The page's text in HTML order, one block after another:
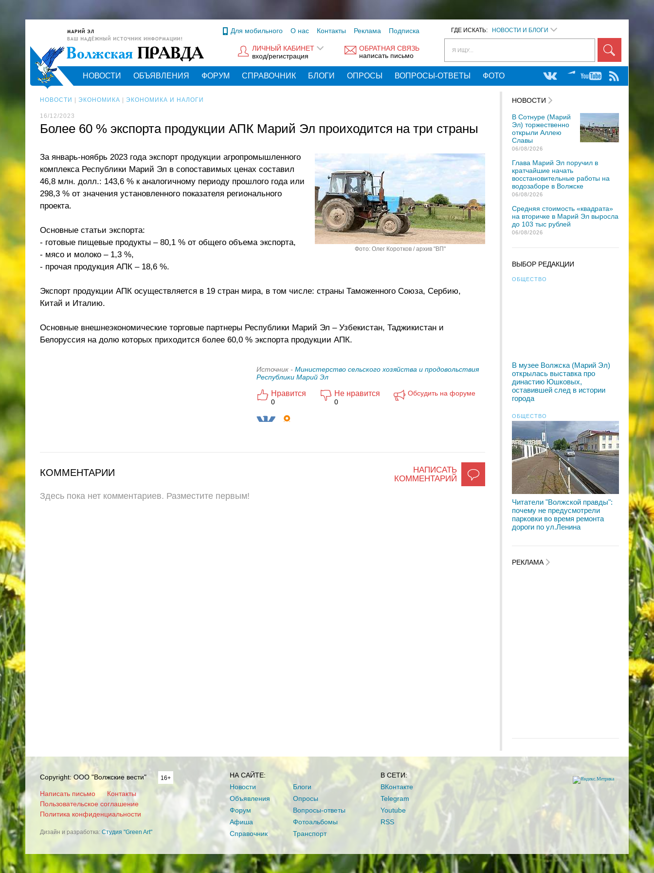
ГДЕ ИСКАТЬ: НОВОСТИ И БЛОГИ
Я ИЩУ...
Для мобильного О нас Контакты Реклама Подписка
ОБРАТНАЯ СВЯЗЬ
написать письмо
ЛИЧНЫЙ КАБИНЕТ
вход/регистрация
НОВОСТИ ОБЪЯВЛЕНИЯ ФОРУМ СПРАВОЧНИК БЛОГИ ОПРОСЫ ВОПРОСЫ-ОТВЕТЫ ФОТО
НОВОСТИ ЭКОНОМИКА ЭКОНОМИКА И НАЛОГИ
16/12/2023
Более 60 % экспорта продукции АПК Марий Эл проиходится на три страны
Фото: Олег Коротков / архив "ВП"
За январь-ноябрь 2023 года экспорт продукции агропромышленного
комплекса Республики Марий Эл в сопоставимых ценах составил
46,8 млн. долл.: 143,6 % к аналогичному периоду прошлого года или
298,3 % от значения установленного показателя регионального
проекта.
Основные статьи экспорта:
- готовые пищевые продукты – 80,1 % от общего объема экспорта,
- мясо и молоко – 1,3 %,
- прочая продукция АПК – 18,6 %.
Экспорт продукции АПК осуществляется в 19 стран мира, в том числе: страны Таможенного Союза, Сербию,
Китай и Италию.
Основные внешнеэкономические торговые партнеры Республики Марий Эл – Узбекистан, Таджикистан и
Белоруссия на долю которых приходится более 60,0 % экспорта продукции АПК.
Источник - Министерство сельского хозяйства и продовольствия
Республики Марий Эл
Нравится
0
Не нравится
0
Обсудить на форуме
НАПИСАТЬ
КОММЕНТАРИЙ
КОММЕНТАРИИ
Здесь пока нет комментариев. Разместите первым!
НОВОСТИ
В Сотнуре (Марий
Эл) торжественно
открыли Аллею
Славы
06/08/2026
Глава Марий Эл поручил в
кратчайшие начать
восстановительные работы на
водозаборе в Волжске
06/08/2026
Средняя стоимость «квадрата»
на вторичке в Марий Эл выросла
до 103 тыс рублей
06/08/2026
ВЫБОР РЕДАКЦИИ
ОБЩЕСТВО
В музее Волжска (Марий Эл)
открылась выставка про
династию Юшковых,
оставившей след в истории
города
ОБЩЕСТВО
Читатели "Волжской правды":
почему не предусмотрели
парковки во время ремонта
дороги по ул.Ленина
РЕКЛАМА
Copyright: ООО "Волжские вести" 16+
Написать письмо
Контакты
Пользовательское соглашение
Политика конфиденциальности
Дизайн и разработка: Студия "Green Art"
НА САЙТЕ:
Новости
Объявления
Форум
Афиша
Справочник
Блоги
Опросы
Вопросы-ответы
Фотоальбомы
Транспорт
В СЕТИ:
ВКонтакте
Telegram
Youtube
RSS